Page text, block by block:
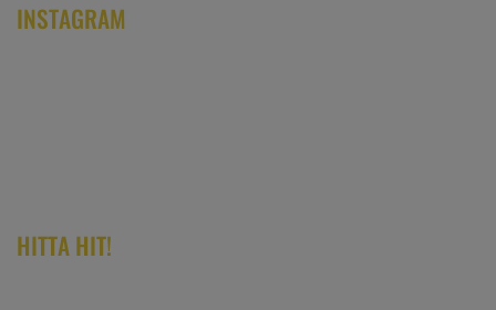
INSTAGRAM
HITTA HIT!